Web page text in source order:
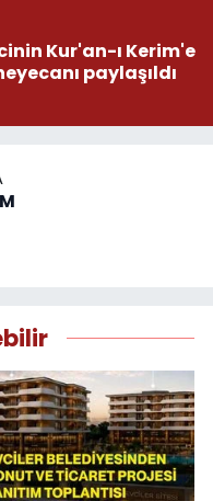
Kur'an-ı Kerim'e
paylaşıldı